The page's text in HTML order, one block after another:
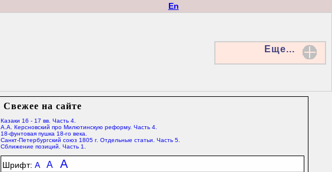
En
Еще...
Свежее на сайте
Казаки 16 - 17 вв. Часть 4.
А.А. Керсновский про Милютинскую реформу. Часть 4.
18-фунтовая пушка 18-го века.
Санкт-Петербургский союз 1805 г. Отдельные статьи. Часть 5.
Сближение позиций. Часть 1.
Шрифт:A A A